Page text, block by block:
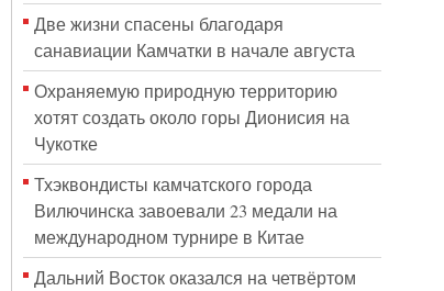
Две жизни спасены благодаря
санавиации Камчатки в начале августа
Охраняемую природную территорию
хотят создать около горы Дионисия на
Чукотке
Тхэквондисты камчатского города
Вилючинска завоевали 23 медали на
международном турнире в Китае
Дальний Восток оказался на четвёртом